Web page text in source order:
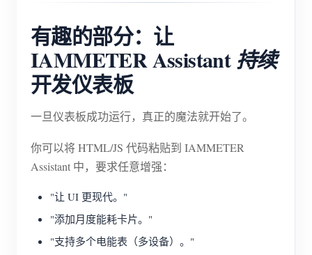
有趣的部分：让
IAMMETER Assistant持续
开发仪表板
一旦仪表板成功运行，真正的魔法就开始了。
你可以将 HTML/JS 代码粘贴到 IAMMETER
Assistant 中，要求任意增强：
"让 UI 更现代。"
"添加月度能耗卡片。"
"支持多个电能表（多设备）。"